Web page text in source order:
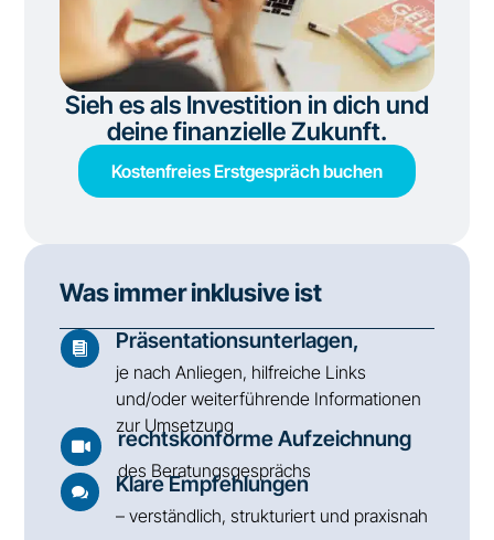
Sieh es als Investition in dich und
deine finanzielle Zukunft.
Kostenfreies Erstgespräch buchen
Was immer inklusive ist
 Präsentationsunterlagen,
je nach Anliegen, hilfreiche Links
und/oder weiterführende Informationen
zur Umsetzung
 rechtskonforme Aufzeichnung
des Beratungsgesprächs
 Klare Empfehlungen
– verständlich, strukturiert und praxisnah